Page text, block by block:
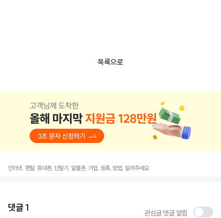
목록으로
인터넷, 렌탈, 휴대폰, 단말기, 알뜰폰, 가입, 등록, 방법, 알려주세요
댓글 1 관심글 댓글 알림